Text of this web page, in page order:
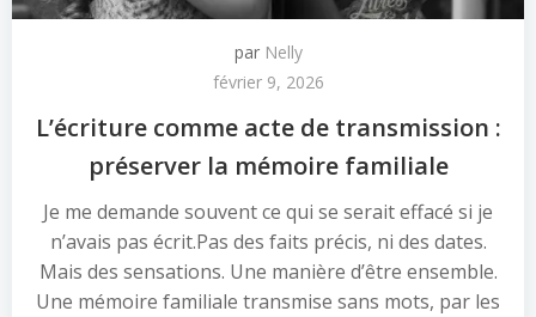
par Nelly
février 9, 2026
L’écriture comme acte de transmission :
préserver la mémoire familiale
Je me demande souvent ce qui se serait effacé si je
n’avais pas écrit.Pas des faits précis, ni des dates.
Mais des sensations. Une manière d’être ensemble.
Une mémoire familiale transmise sans mots, par les